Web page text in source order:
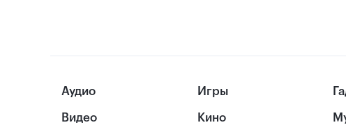
Аудио
Видео
Игры
Кино